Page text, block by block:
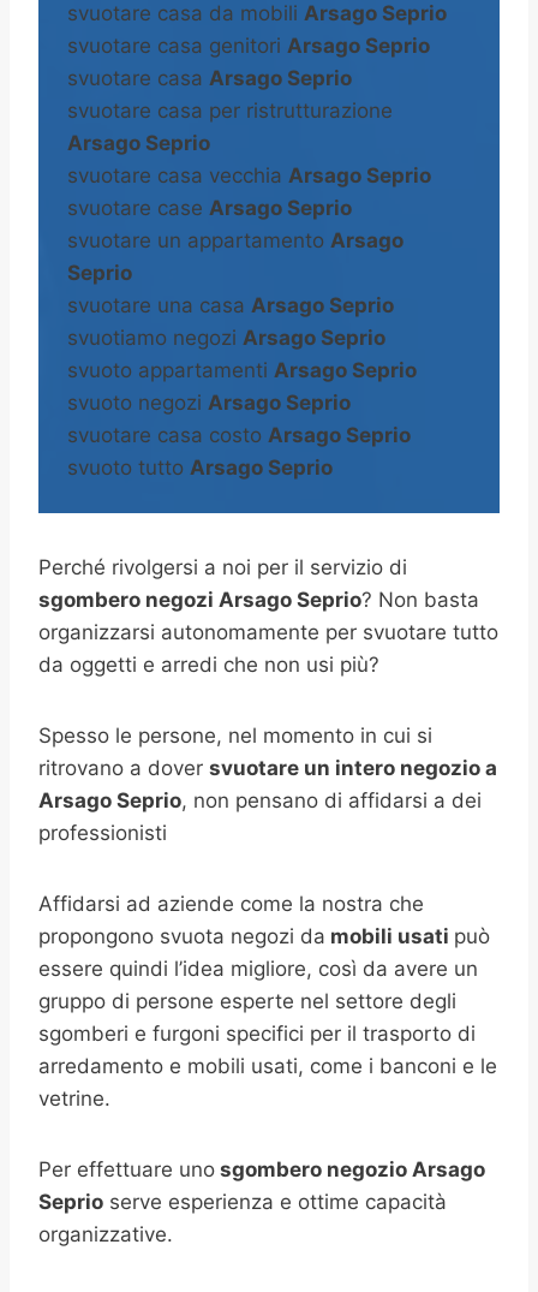
svuotare casa da mobili Arsago Seprio
svuotare casa genitori Arsago Seprio
svuotare casa Arsago Seprio
svuotare casa per ristrutturazione
Arsago Seprio
svuotare casa vecchia Arsago Seprio
svuotare case Arsago Seprio
svuotare un appartamento Arsago
Seprio
svuotare una casa Arsago Seprio
svuotiamo negozi Arsago Seprio
svuoto appartamenti Arsago Seprio
svuoto negozi Arsago Seprio
svuotare casa costo Arsago Seprio
svuoto tutto Arsago Seprio
Perché rivolgersi a noi per il servizio di
sgombero negozi Arsago Seprio? Non basta
organizzarsi autonomamente per svuotare tutto
da oggetti e arredi che non usi più?
Spesso le persone, nel momento in cui si
ritrovano a dover svuotare un intero negozio a
Arsago Seprio, non pensano di affidarsi a dei
professionisti
Affidarsi ad aziende come la nostra che
propongono svuota negozi da mobili usati può
essere quindi l’idea migliore, così da avere un
gruppo di persone esperte nel settore degli
sgomberi e furgoni specifici per il trasporto di
arredamento e mobili usati, come i banconi e le
vetrine.
Per effettuare uno sgombero negozio Arsago
Seprio serve esperienza e ottime capacità
organizzative.